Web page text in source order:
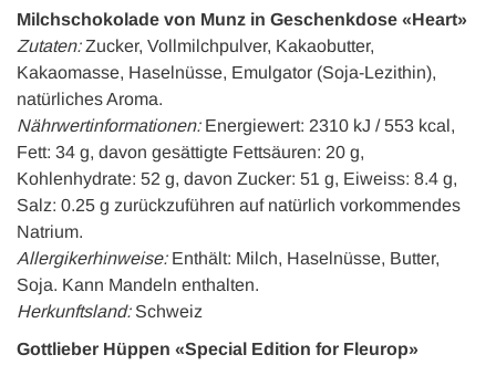
Milchschokolade von Munz in Geschenkdose «Heart»
Zutaten:Zucker, Vollmilchpulver, Kakaobutter,
Kakaomasse, Haselnüsse, Emulgator (Soja-Lezithin),
natürliches Aroma.
Nährwertinformationen:Energiewert: 2310 kJ / 553 kcal,
Fett: 34 g, davon gesättigte Fettsäuren: 20 g,
Kohlenhydrate: 52 g, davon Zucker: 51 g, Eiweiss: 8.4 g,
Salz: 0.25 g zurückzuführen auf natürlich vorkommendes
Natrium.
Allergikerhinweise: Enthält: Milch, Haselnüsse, Butter,
Soja. Kann Mandeln enthalten.
Herkunftsland:Schweiz
Gottlieber Hüppen «Special Edition for Fleurop»